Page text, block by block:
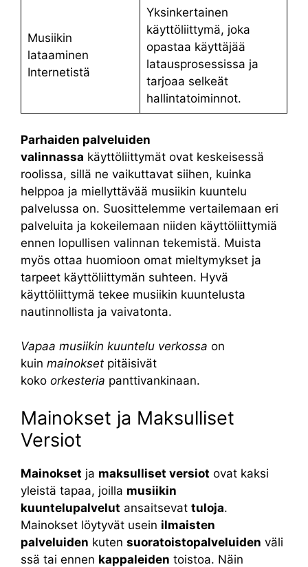
Musiikin
lataaminen
Internetistä
Yksinkertainen
käyttöliittymä, joka
opastaa käyttäjää
latausprosessissa ja
tarjoaa selkeät
hallintatoiminnot.
Parhaiden palveluiden
valinnassa käyttöliittymät ovat keskeisessä
roolissa, sillä ne vaikuttavat siihen, kuinka
helppoa ja miellyttävää musiikin kuuntelu
palvelussa on. Suosittelemme vertailemaan eri
palveluita ja kokeilemaan niiden käyttöliittymiä
ennen lopullisen valinnan tekemistä. Muista
myös ottaa huomioon omat mieltymykset ja
tarpeet käyttöliittymän suhteen. Hyvä
käyttöliittymä tekee musiikin kuuntelusta
nautinnollista ja vaivatonta.
Vapaa musiikin kuuntelu verkossa on
kuin mainokset pitäisivät
koko orkesteria panttivankinaan.
Mainokset ja Maksulliset
Versiot
Mainokset ja maksulliset versiot ovat kaksi
yleistä tapaa, joilla musiikin
kuuntelupalvelut ansaitsevat tuloja.
Mainokset löytyvät usein ilmaisten
palveluiden kuten suoratoistopalveluiden väli
ssä tai ennen kappaleiden toistoa. Näin